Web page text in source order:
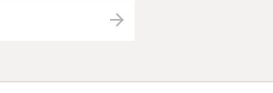
Valider